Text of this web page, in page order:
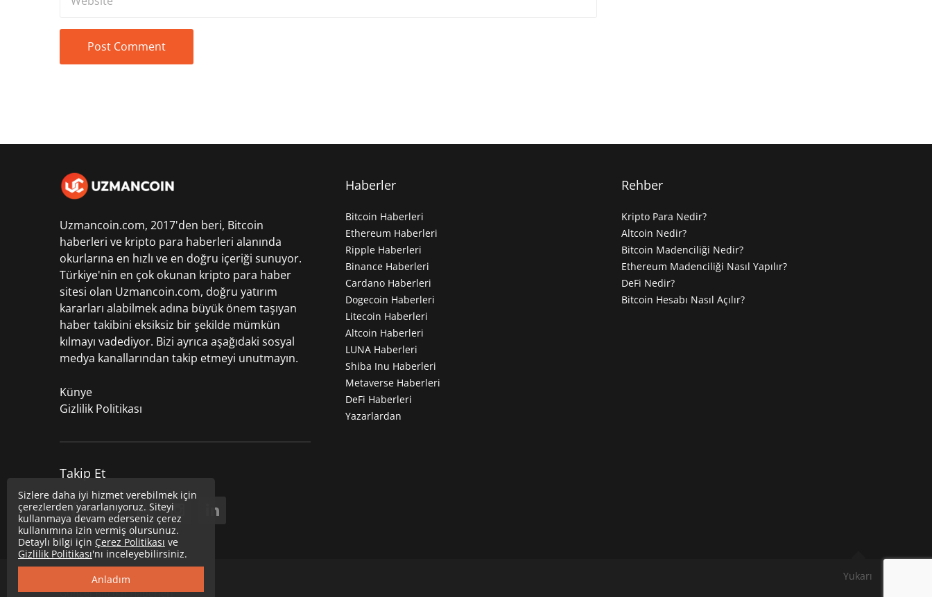
Uzmancoin.com, 2017'den beri, Bitcoin
haberleri ve kripto para haberleri alanında
okurlarına en hızlı ve en doğru içeriği sunuyor.
Türkiye'nin en çok okunan kripto para haber
sitesi olan Uzmancoin.com, doğru yatırım
kararları alabilmek adına büyük önem taşıyan
haber takibini eksiksiz bir şekilde mümkün
kılmayı vadediyor. Bizi ayrıca aşağıdaki sosyal
medya kanallarından takip etmeyi unutmayın.
Künye
Gizlilik Politikası
Takip Et
Haberler
Bitcoin Haberleri
Ethereum Haberleri
Ripple Haberleri
Binance Haberleri
Cardano Haberleri
Dogecoin Haberleri
Litecoin Haberleri
Altcoin Haberleri
LUNA Haberleri
Shiba Inu Haberleri
Metaverse Haberleri
DeFi Haberleri
Yazarlardan
Rehber
Kripto Para Nedir?
Altcoin Nedir?
Bitcoin Madenciliği Nedir?
Ethereum Madenciliği Nasıl Yapılır?
DeFi Nedir?
Bitcoin Hesabı Nasıl Açılır?
Yukarı
Copyright © 2020
Güncel Bitcoin Haberleri
Sizlere daha iyi hizmet verebilmek için
çerezlerden yararlanıyoruz. Siteyi
kullanmaya devam ederseniz çerez
kullanımına izin vermiş olursunuz.
Detaylı bilgi için Çerez Politikası ve
Gizlilik Politikası'nı inceleyebilirsiniz.
Anladım